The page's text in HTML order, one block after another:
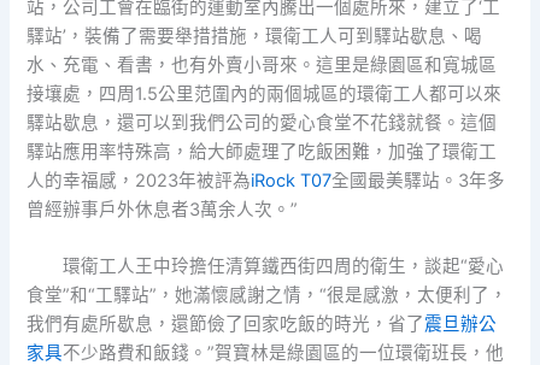
站，公司工會在臨街的運動室內騰出一個處所來，建立了‘工
驛站’，裝備了需要舉措措施，環衛工人可到驛站歇息、喝
水、充電、看書，也有外賣小哥來。這里是綠園區和寬城區
接壤處，四周1.5公里范圍內的兩個城區的環衛工人都可以來
驛站歇息，還可以到我們公司的愛心食堂不花錢就餐。這個
驛站應用率特殊高，給大師處理了吃飯困難，加強了環衛工
人的幸福感，2023年被評為iRock T07全國最美驛站。3年多
曾經辦事戶外休息者3萬余人次。”
環衛工人王中玲擔任清算鐵西街四周的衛生，談起“愛心
食堂”和“工驛站”，她滿懷感謝之情，“很是感激，太便利了，
我們有處所歇息，還節儉了回家吃飯的時光，省了震旦辦公
家具不少路費和飯錢。”賀寶林是綠園區的一位環衛班長，他